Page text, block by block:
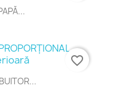
favorite_border